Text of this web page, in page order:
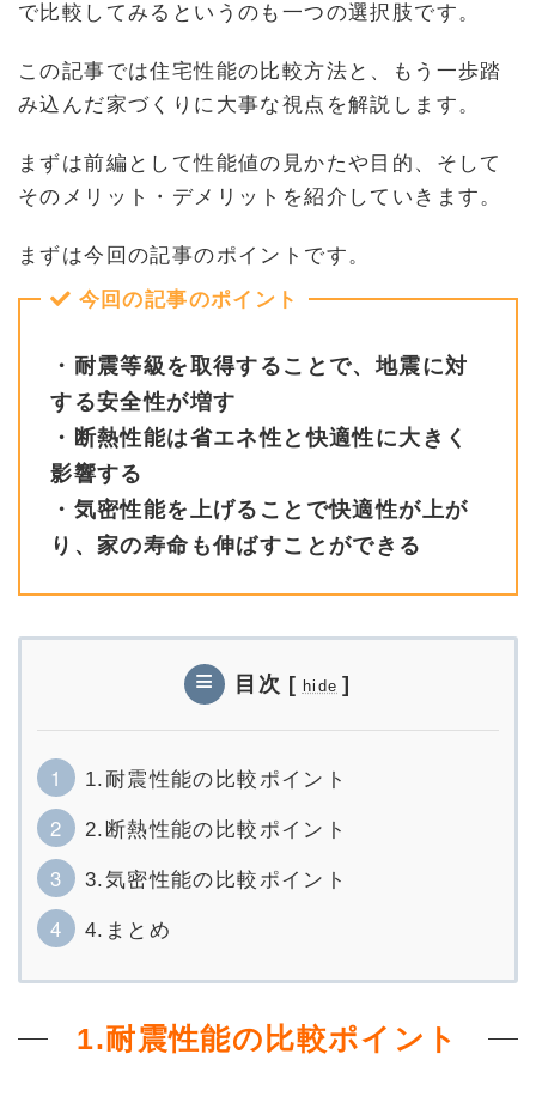
で比較してみるというのも一つの選択肢です。
この記事では住宅性能の比較方法と、もう一歩踏
み込んだ家づくりに大事な視点を解説します。
まずは前編として性能値の見かたや目的、そして
そのメリット・デメリットを紹介していきます。
まずは今回の記事のポイントです。
今回の記事のポイント
・耐震等級を取得することで、地震に対
する安全性が増す
・断熱性能は省エネ性と快適性に大きく
影響する
・気密性能を上げることで快適性が上が
り、家の寿命も伸ばすことができる
目次 [ hide ]
1.耐震性能の比較ポイント
2.断熱性能の比較ポイント
3.気密性能の比較ポイント
4.まとめ
1.耐震性能の比較ポイント